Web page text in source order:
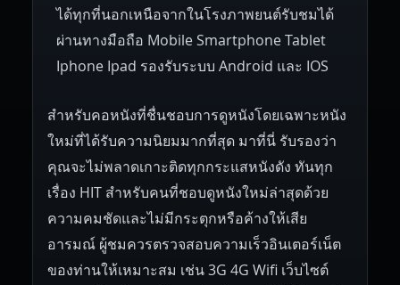
ได้ทุกที่นอกเหนือจากในโรงภาพยนต์รับชมได้
ผ่านทางมือถือ Mobile Smartphone Tablet
Iphone Ipad รองรับระบบ Android และ IOS
สำหรับคอหนังที่ชื่นชอบการดูหนังโดยเฉพาะหนัง
ใหม่ที่ได้รับความนิยมมากที่สุด มาที่นี่ รับรองว่า
คุณจะไม่พลาดเกาะติดทุกกระแสหนังดัง ทันทุก
เรื่อง HIT สำหรับคนที่ชอบดูหนังใหม่ล่าสุดด้วย
ความคมชัดและไม่มีกระตุกหรือค้างให้เสีย
อารมณ์ ผู้ชมควรตรวจสอบความเร็วอินเตอร์เน็ต
ของท่านให้เหมาะสม เช่น 3G 4G Wifi เว็บไซต์